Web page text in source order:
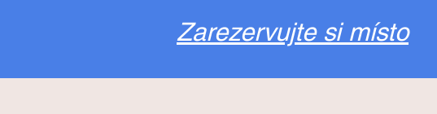
Zarezervujte si místo